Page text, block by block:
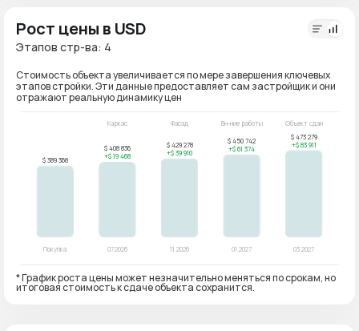
Рост цены в USD
Этапов стр-ва: 4
Стоимость объекта увеличивается по мере завершения ключевых
этапов стройки. Эти данные предоставляет сам застройщик и они
отражают реальную динамику цен
* График роста цены может незначительно меняться по срокам, но
итоговая стоимость к сдаче объекта сохранится.